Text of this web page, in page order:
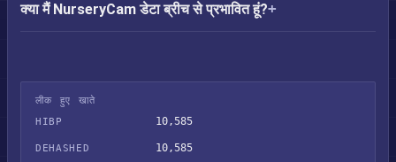
क्या मैं NurseryCam डेटा ब्रीच से प्रभावित हूं?
लीक हुए खाते
HIBP
10,585
DEHASHED 10,585